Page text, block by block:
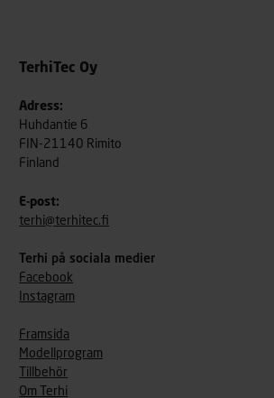
TerhiTec Oy
Adress:
Huhdantie 6
FIN-21140 Rimito
Finland
E-post:
terhi@terhitec.fi
Terhi på sociala medier
Facebook
Instagram
Framsida
Modellprogram
Tillbehör
Om Terhi